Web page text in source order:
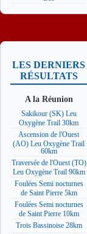
LES DERNIERS
RÉSULTATS
A la Réunion
Sakikour (SK) Leu
Oxygène Trail 30km
Ascension de l'Ouest
(AO) Leu Oxygène Trail
60km
Traversée de l'Ouest (TO)
Leu Oxygène Trail 90km
Foulées Semi nocturnes
de Saint Pierre 5km
Foulées Semi nocturnes
de Saint Pierre 10km
Trois Bassinoise 28km